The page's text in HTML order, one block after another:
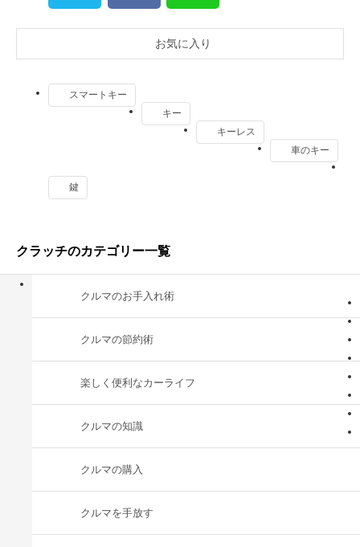
お気に入り
スマートキー
キー
キーレス
車のキー
鍵
クラッチのカテゴリー一覧
クルマのお手入れ術
クルマの節約術
楽しく便利なカーライフ
クルマの知識
クルマの購入
クルマを手放す